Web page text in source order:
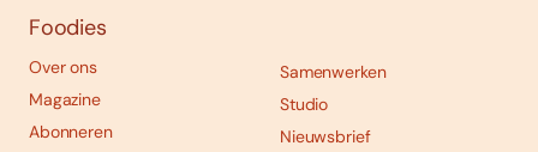
Foodies
Over ons
Magazine
Abonneren
Samenwerken
Studio
Nieuwsbrief